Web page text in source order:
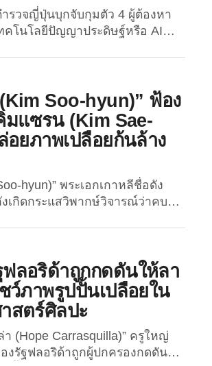
ำรวจญี่ปุ่นบุกจับกุมตัว 4 ผู้ต้องหา
คโนโลยีปัญญาประดิษฐ์หรือ AI
ด้รายงานว่าตำรวจญี่ปุ่นสามารถ
ย เป็นผู้ชาย 3 คน และผู้หญิง 1 คน
หน่ายสื่อลามกอนาจารที่สร้างขึ้น
Soo-hyun)” ฟ้อง
มแซรน (Kim Sae-
อยภาพเปลือยก้นล้าง
hyun)” พระเอกเกาหลีชื่อดัง
เกิดกระแสวิพากษ์วิจารณ์ว่าคบหา
ของดาราสาว หลังเปิดเผยภาพ
ะ เรื่องราวระหว่าง “คิมซูฮยอน”
รน” นั้นกลายเป็นมหากาพย์ดราม่า
การบันเทิงเกาหลีใต้ในขณะนี้ ซึ่ง
นต่างประเทศ รวมถึงประเทศไทย
ย่างใกล้ชิดไม่ได้หลับได้นอนกัน
เอกเกาหลีชื่อดังผู้มีค่าตัวแพงที่สุด
ลอริด้าถูกกดดันให้ลา
ว์ภาพรูปปั้นเปลือยใน
สตร์ศิลปะ
(Hope Carrasquilla)” ครูใหญ่
งรัฐฟลอริด้าถูกผู้ปกครองกดดันให้